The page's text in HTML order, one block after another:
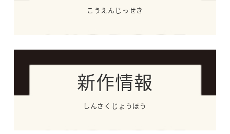
こうえんじっせき
新作情報
しんさくじょうほう